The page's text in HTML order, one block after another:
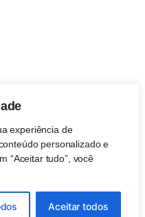
experiência de
personalizado e
“Aceitar tudo”, você
Aceitar todos